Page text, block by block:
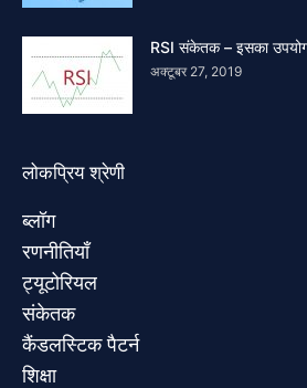
RSI संकेतक – इसका
अक्टूबर 27, 2019
लोकप्रिय श्रेणी
ब्लॉग
रणनीतियाँ
ट्यूटोरियल
संकेतक
कैंडलस्टिक पैटर्न
शिक्षा